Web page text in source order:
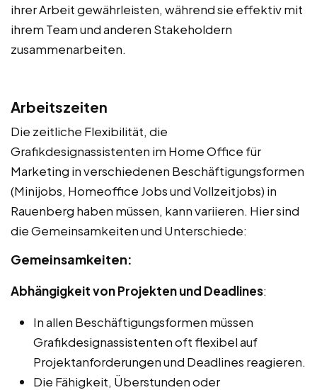
ihrer Arbeit gewährleisten, während sie effektiv mit
ihrem Team und anderen Stakeholdern
zusammenarbeiten.
Arbeitszeiten
Die zeitliche Flexibilität, die
Grafikdesignassistenten im Home Office für
Marketing in verschiedenen Beschäftigungsformen
(Minijobs, Homeoffice Jobs und Vollzeitjobs) in
Rauenberg haben müssen, kann variieren. Hier sind
die Gemeinsamkeiten und Unterschiede:
Gemeinsamkeiten:
Abhängigkeit von Projekten und Deadlines:
In allen Beschäftigungsformen müssen
Grafikdesignassistenten oft flexibel auf
Projektanforderungen und Deadlines reagieren.
Die Fähigkeit, Überstunden oder